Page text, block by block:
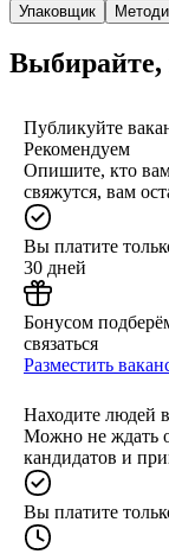
Упаковщик
Выбирайте,
Публикуйте
Рекомендуем
Опишите, кто
свяжутся, вам
Вы платите
30 дней
Бонусом
связаться
Разместить
Находите людей
Можно не ждать
кандидатов и
Вы платите